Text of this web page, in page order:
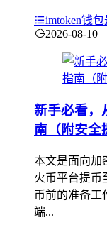
imtoken钱
2026-08-10
新手必看，
南（附安全
本文是面向加
火币平台提币
币前的准备工
端...